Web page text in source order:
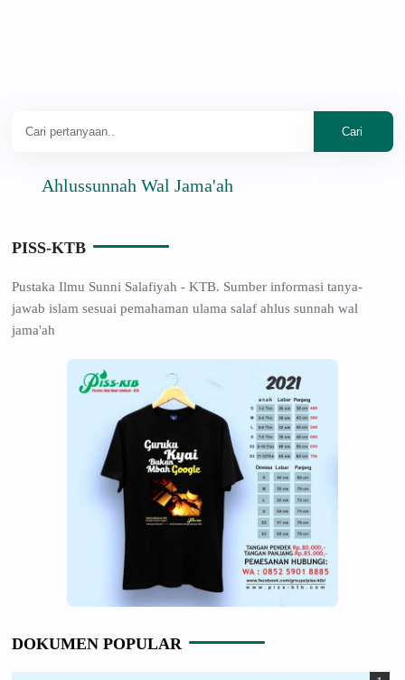
Ahlussunnah Wal Jama'ah
PISS-KTB
Pustaka Ilmu Sunni Salafiyah - KTB. Sumber informasi tanya-
jawab islam sesuai pemahaman ulama salaf ahlus sunnah wal
jama'ah
DOKUMEN POPULAR